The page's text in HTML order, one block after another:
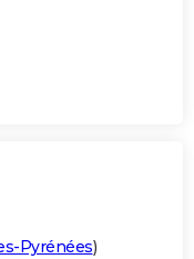
Pyrénées)